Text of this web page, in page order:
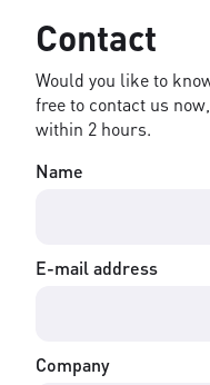
Contact
Would you like to
free to contact us
within 2 hours.
Name
E-mail address
Company